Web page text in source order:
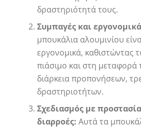
δραστηριότητά τους.
Συμπαγές και
μπουκάλια αλουμινίου
εργονομικά, καθιστώντας
πιάσιμο και στη μεταφορά
διάρκεια προπονήσεων,
δραστηριοτήτων.
Σχεδιασμός με
διαρροές: Αυτά τα